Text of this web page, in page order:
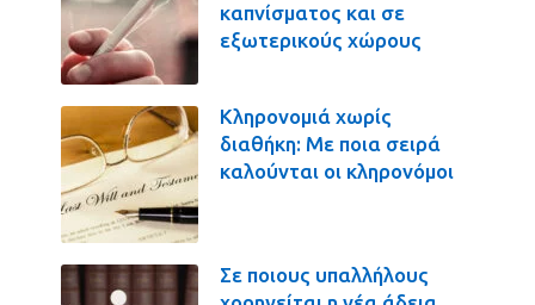
καπνίσματος και σε
εξωτερικούς χώρους
Κληρονομιά χωρίς
διαθήκη: Με ποια σειρά
καλούνται οι κληρονόμοι
Σε ποιους υπαλλήλους